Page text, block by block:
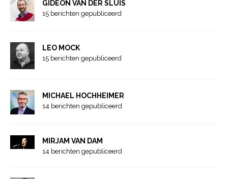
GIDEON VAN DER SLUIS
15 berichten gepubliceerd
LEO MOCK
15 berichten gepubliceerd
MICHAEL HOCHHEIMER
14 berichten gepubliceerd
MIRJAM VAN DAM
14 berichten gepubliceerd